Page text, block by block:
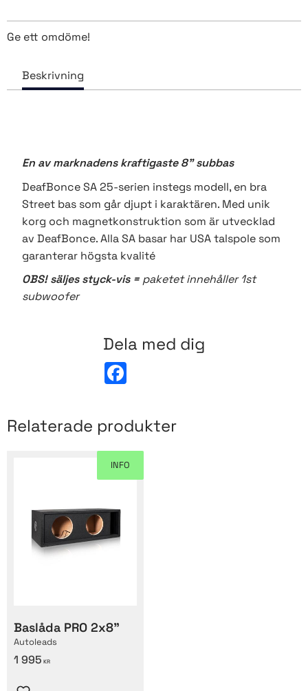
Ge ett omdöme!
En av marknadens kraftigaste 8" subbas
DeafBonce SA 25-serien instegs modell, en bra
Street bas som går djupt i karaktären. Med unik
korg och magnetkonstruktion som är utvecklad
av DeafBonce. Alla SA basar har USA talspole som
garanterar högsta kvalité
OBS! säljes styck-vis =paketet innehåller 1st
subwoofer
Dela med dig
o
o
Relaterade produkter
Baslåda PRO 2x8"
Autoleads
1 995 KR
INFO